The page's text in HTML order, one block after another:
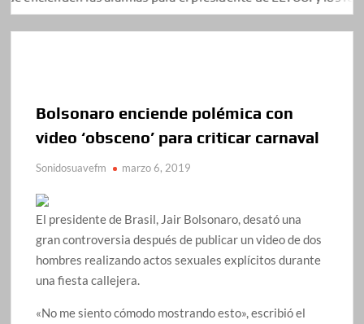
Bolsonaro enciende polémica con
video ‘obsceno’ para criticar carnaval
Sonidosuavefm marzo 6, 2019
El presidente de Brasil, Jair Bolsonaro, desató una
gran controversia después de publicar un video de dos
hombres realizando actos sexuales explícitos durante
una fiesta callejera.
«No me siento cómodo mostrando esto», escribió el